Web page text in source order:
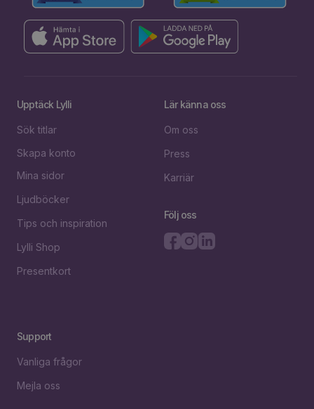
Upptäck Lylli
Sök titlar
Skapa konto
Mina sidor
Ljudböcker
Tips och inspiration
Lylli Shop
Presentkort
Lär känna oss
Om oss
Press
Karriär
Följ oss
Support
Vanliga frågor
Mejla oss